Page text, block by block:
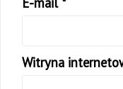
Witryna